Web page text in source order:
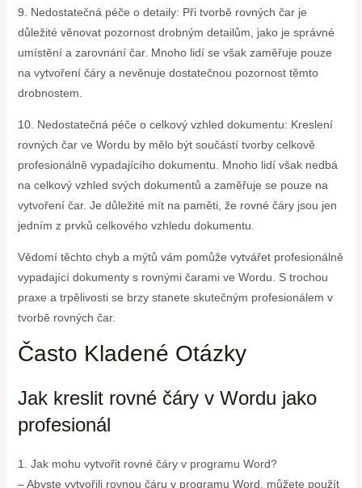
9. Nedostatečná péče o detaily: Při tvorbě rovných čar je
důležité věnovat pozornost drobným detailům, jako je správné
umístění a zarovnání čar. Mnoho lidí se však zaměřuje pouze
na vytvoření čáry a nevěnuje dostatečnou pozornost těmto
drobnostem.
10. Nedostatečná péče o celkový vzhled dokumentu: Kreslení
rovných čar ve Wordu by mělo být součástí tvorby celkově
profesionálně vypadajícího dokumentu. Mnoho lidí však nedbá
na celkový vzhled svých dokumentů a zaměřuje se pouze na
vytvoření čar. Je důležité mít na paměti, že rovné čáry jsou jen
jedním z prvků celkového vzhledu dokumentu.
Vědomí těchto chyb a mýtů vám pomůže vytvářet profesionálně
vypadající dokumenty s rovnými čarami ve Wordu. S trochou
praxe a trpělivosti se brzy stanete skutečným profesionálem v
tvorbě rovných čar.
Často Kladené Otázky
Jak kreslit rovné čáry v Wordu jako
profesionál
1. Jak mohu vytvořit rovné čáry v programu Word?
– Abyste vytvořili rovnou čáru v programu Word, můžete použít